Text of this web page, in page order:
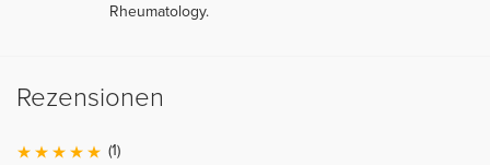
Rheumatology.
Rezensionen
(1)